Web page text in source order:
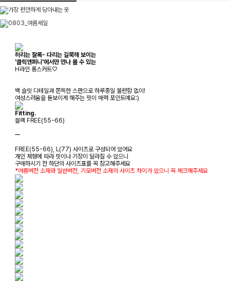
허리는 잘록- 다리는 길쭉해 보이는
'클릭앤퍼니'에서만 만나 볼 수 있는
H라인 롱스커트♡
백 슬릿 디테일과 쫀득한 스판으로 하루종일 불편함 없이!
여성스러움을 돋보이게 해주는 핏이 매력 포인트예요:)
Fitting.
블랙 FREE(55-66)
ㅡ
FREE(55-66), L(77) 사이즈로 구성되어 있어요
개인 체형에 따라 핏이나 기장이 달라질 수 있으니
구매하시기 전 하단의 사이즈표를 꼭 참고해주세요
*여름버전 소재와 일반버전, 기모버전 소재의 사이즈 차이가 있으니 꼭 체크해주세요